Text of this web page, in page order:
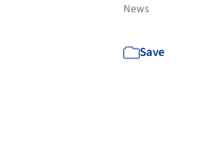
News
Save